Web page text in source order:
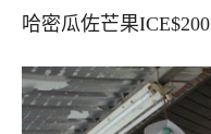
哈密瓜佐芒果ICE$200